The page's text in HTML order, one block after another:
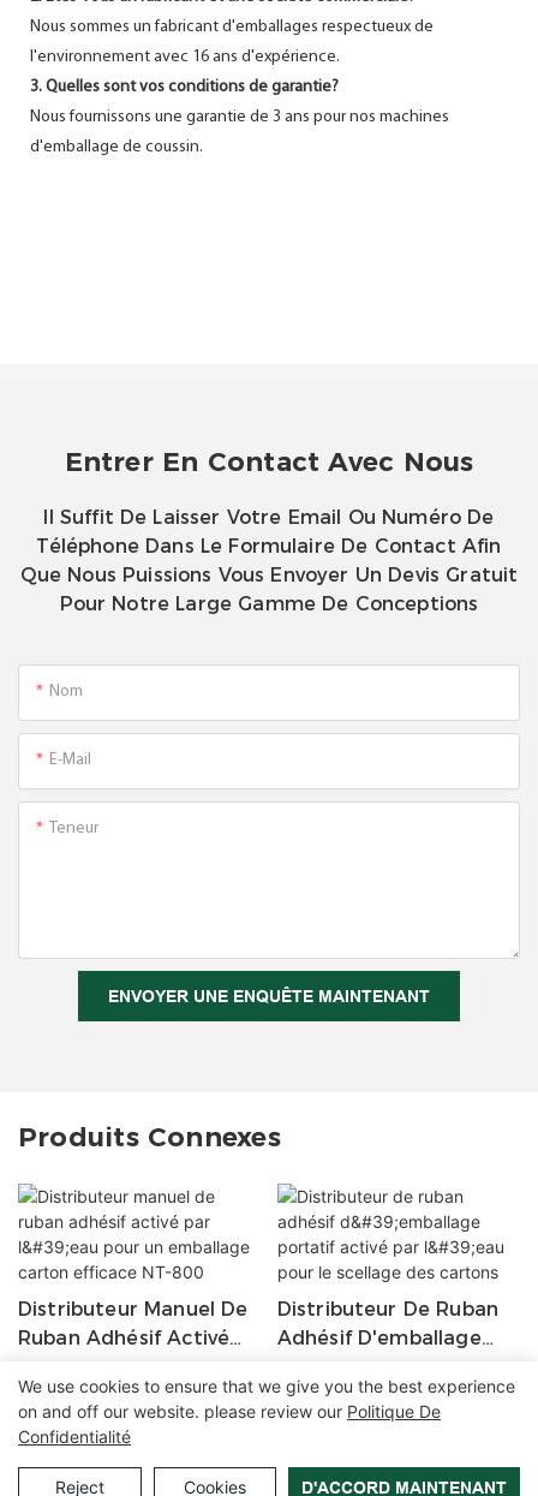
Nous sommes un fabricant d'emballages respectueux de
l'environnement avec 16 ans d'expérience.
3. Quelles sont vos conditions de garantie?
Nous fournissons une garantie de 3 ans pour nos machines
d'emballage de coussin.
Entrer En Contact Avec Nous
Il Suffit De Laisser Votre Email Ou Numéro De
Téléphone Dans Le Formulaire De Contact Afin
Que Nous Puissions Vous Envoyer Un Devis Gratuit
Pour Notre Large Gamme De Conceptions
Nom
E-Mail
Teneur
ENVOYER UNE ENQUÊTE MAINTENANT
Produits Connexes
Distributeur Manuel De
Ruban Adhésif Activé
Emballage Carton
Efficace NT-800
Distributeur De Ruban
Adhésif D'emballage
L'eau Pour Le Scellage
Des Cartons
Copyright © 2026 Zhangzhou Air Power Packaging Equipment Co.,
Plan du site |
We use cookies to ensure that we give you the best experience
on and off our website. please review our Politique De
Confidentialité
Reject Cookies D'ACCORD MAINTENANT